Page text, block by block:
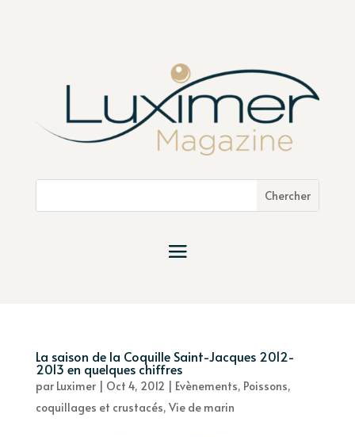
La saison de la Coquille Saint-Jacques 2012-
2013 en quelques chiffres
par Luximer| Oct 4, 2012 | Evènements, Poissons,
coquillages et crustacés, Vie de marin